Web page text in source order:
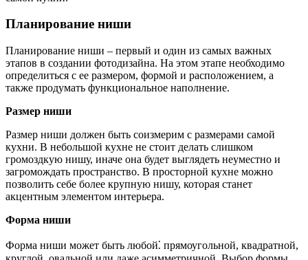
Планирование ниши
Планирование ниши – первый и один из самых важных
этапов в создании фотодизайна. На этом этапе необходимо
определиться с ее размером, формой и расположением, а
также продумать функциональное наполнение.
Размер ниши
Размер ниши должен быть соизмерим с размерами самой
кухни. В небольшой кухне не стоит делать слишком
громоздкую нишу, иначе она будет выглядеть неуместно и
загромождать пространство. В просторной кухне можно
позволить себе более крупную нишу, которая станет
акцентным элементом интерьера.
Форма ниши
Форма ниши может быть любой⁚ прямоугольной, квадратной,